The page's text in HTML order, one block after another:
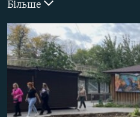
СВІДЧЕННЯ ОКУПАЦІЇ
УКРАЇНСЬКА ПРОБЛЕМА КРИМУ
ІНФОГРАФІКА
Русский
Qırımtatar
ДОЛУЧАЙСЯ!
Більше